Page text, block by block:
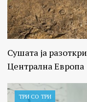
Сушата ја
Централна Европа
ТРИ СО ТРИ